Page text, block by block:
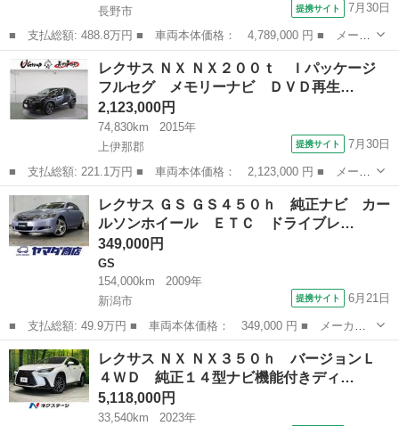
長野市
提携サイト 7月30日
■ 支払総額: 488.8万円 ■ 車両本体価格： 4,789,000 円 ■ メーカ
ー名： レクサス ■ 車種名： ＥＳ ■ グレード名： ＥＳ３００
ｈ Ｆスポーツ 後期 Ｌ－ｔｅｘシート ハンズフリーパワートラ
ンクリッ...
長野 長野市 レクサス
レクサス ＮＸ ＮＸ２００ｔ Ｉパッケージ
フルセグ メモリーナビ ＤＶＤ再生…
2,123,000円
74,830km
2015年
上伊那郡
提携サイト 7月30日
■ 支払総額: 221.1万円 ■ 車両本体価格： 2,123,000 円 ■ メーカ
ー名： レクサス ■ 車種名： ＮＸ ■ グレード名： ＮＸ２００
ｔ Ｉパッケージ フルセグ メモリーナビ ＤＶＤ再生 ミュージ
ックプレ...
長野 上伊那郡 レクサス
レクサス ＧＳ ＧＳ４５０ｈ 純正ナビ カー
ルソンホイール ＥＴＣ ドライブレ…
349,000円
GS
154,000km
2009年
新潟市
提携サイト 6月21日
■ 支払総額: 49.9万円 ■ 車両本体価格： 349,000 円 ■ メーカー
名： レクサス ■ 車種名： ＧＳ ■ グレード名： ＧＳ４５０
ｈ 純正ナビ カールソンホイール ＥＴＣ ドライブレコーダー
バックカメラ ...
新潟 新潟市 GS
レクサス ＮＸ ＮＸ３５０ｈ バージョンＬ
４ＷＤ 純正１４型ナビ機能付きディ…
5,118,000円
33,540km
2023年